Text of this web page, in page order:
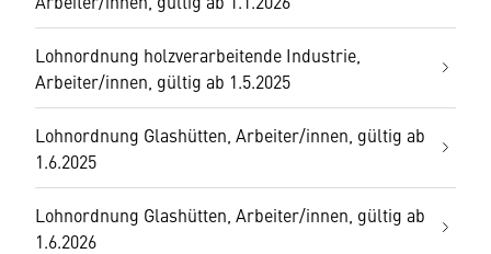
Lohnordnung holzverarbeitende Industrie,
Arbeiter/innen, gültig ab 1.5.2025
Lohnordnung Glashütten, Arbeiter/innen, gültig ab
1.6.2025
Lohnordnung Glashütten, Arbeiter/innen, gültig ab
1.6.2026